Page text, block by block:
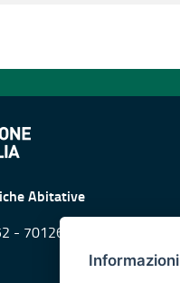
Abitative
- 70126 (Ba)